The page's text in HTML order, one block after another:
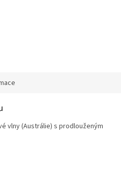
vlny (Austrálie) s prodlouženým